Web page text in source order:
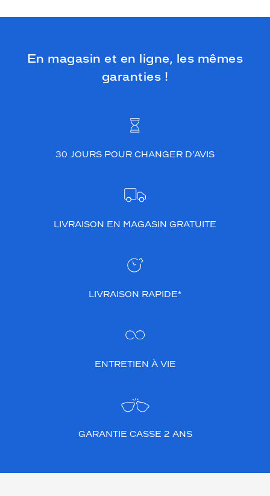
En magasin et en ligne, les mêmes
garanties !
30 JOURS POUR CHANGER D’AVIS
LIVRAISON EN MAGASIN GRATUITE
LIVRAISON RAPIDE*
ENTRETIEN À VIE
GARANTIE CASSE 2 ANS